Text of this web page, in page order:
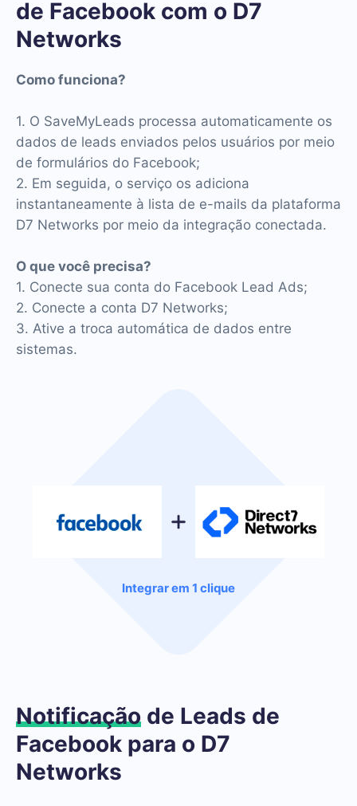
Integrar em 1 clique
de Facebook com o D7
Networks
Como funciona?
1. O SaveMyLeads processa automaticamente os
dados de leads enviados pelos usuários por meio
de formulários do Facebook;
2. Em seguida, o serviço os adiciona
instantaneamente à lista de e-mails da plataforma
D7 Networks por meio da integração conectada.
O que você precisa?
1. Conecte sua conta do Facebook Lead Ads;
2. Conecte a conta D7 Networks;
3. Ative a troca automática de dados entre
sistemas.
Notificação de Leads de
Facebook para o D7
Networks